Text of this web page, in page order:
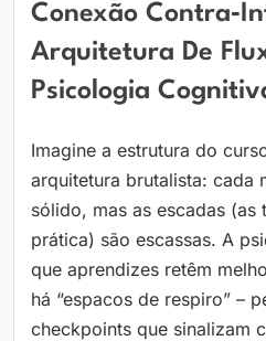
Conexão
Arquitetura De
Psicologia
Imagine a estrutura do
arquitetura brutalista: cada
sólido, mas as escadas (as
prática) são escassas. A
que aprendizes retêm
há “espacos de respiro” –
checkpoints que sinalizam